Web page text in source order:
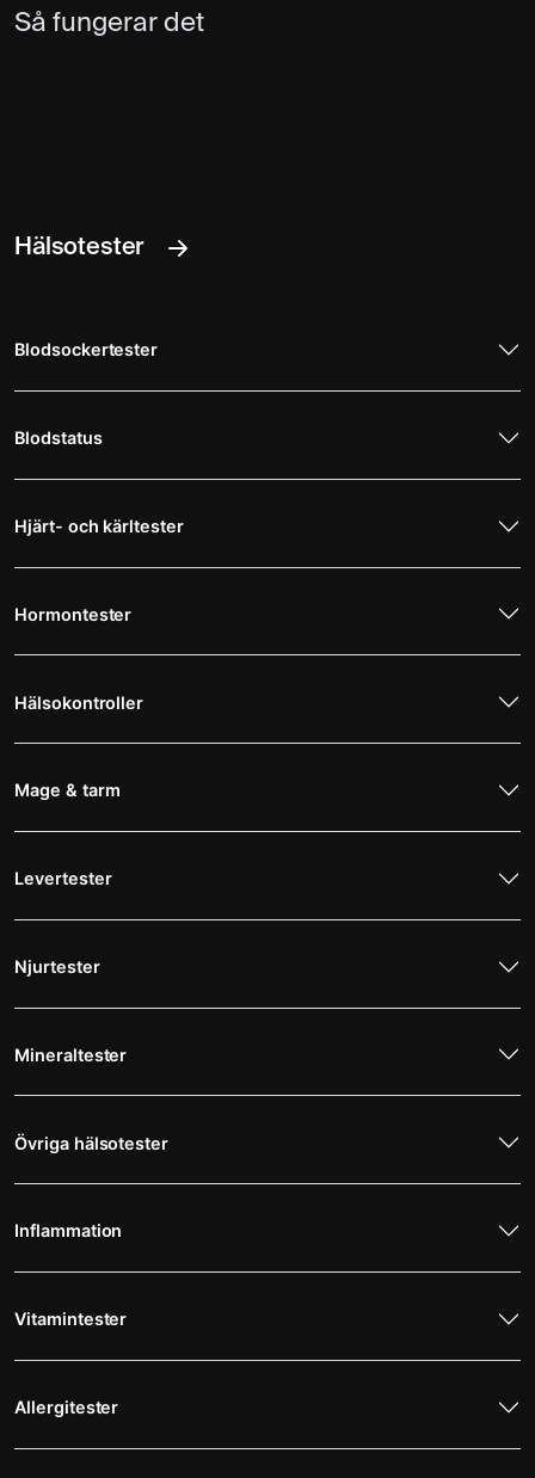
Så fungerar det
Hälsotester
Blodsockertester
Blodstatus
Hjärt- och kärltester
Hormontester
Hälsokontroller
Mage & tarm
Levertester
Njurtester
Mineraltester
Övriga hälsotester
Inflammation
Vitamintester
Allergitester